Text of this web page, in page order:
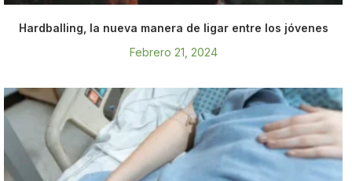
Hardballing, la nueva manera de ligar entre los jóvenes
Febrero 21, 2024